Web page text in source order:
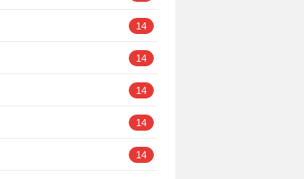
14
14
14
14
14